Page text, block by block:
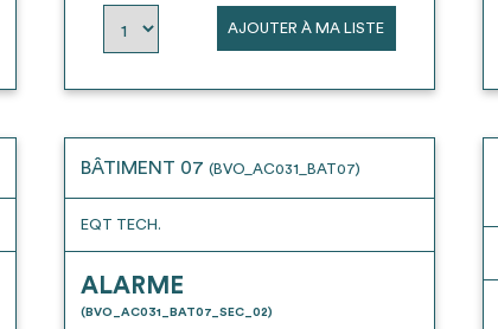
AJOUTER À MA LISTE
BÂTIMENT 07 (BVO_AC031_BAT07)
EQT TECH.
ALARME
(BVO_AC031_BAT07_SEC_02)